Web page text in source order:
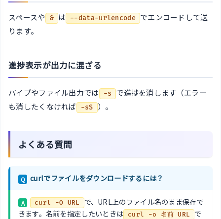
スペースや & は --data-urlencode でエンコードして送
ります。
進捗表示が出力に混ざる
パイプやファイル出力では -s
で進捗を消します（エラー
も消したくなければ
-sS ）。
よくある質問
Q curlでファイルをダウンロードするには？
A curl -O URL
で、URL上のファイル名のまま保存で
きます。名前を指定したいときは
curl -o 名前 URL
で